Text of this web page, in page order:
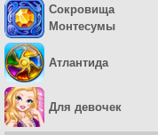
Сокровища
Монтесумы
Атлантида
Для девочек